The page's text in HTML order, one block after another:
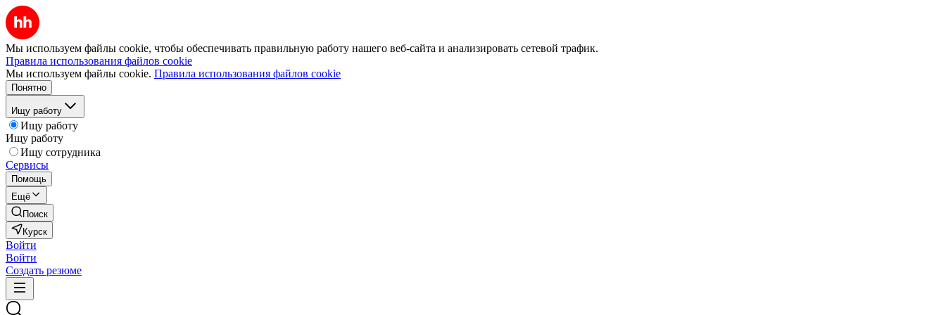
Мы используем файлы cookie, чтобы обеспечивать правильную работу нашего веб-сайта и анализировать сетевой трафик.
Правила использования файлов cookie
Мы используем файлы cookie. Правила использования файлов cookie
Понятно
Ищу работу
Ищу работу
Ищу работу
Ищу сотрудника
Сервисы
Помощь
Ещё
Поиск
Курск
Войти
Войти
Создать резюме